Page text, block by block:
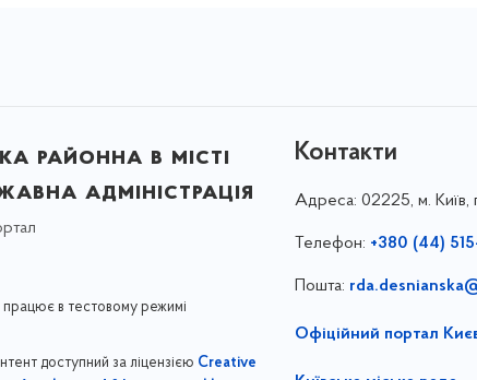
районна в місті
адміністрація
в тестовому режимі
доступний за ліцензією Creative
Контакти
Адреса: 02225, м. Київ,
Телефон: +380 (44)
Пошта:
Офіційний портал